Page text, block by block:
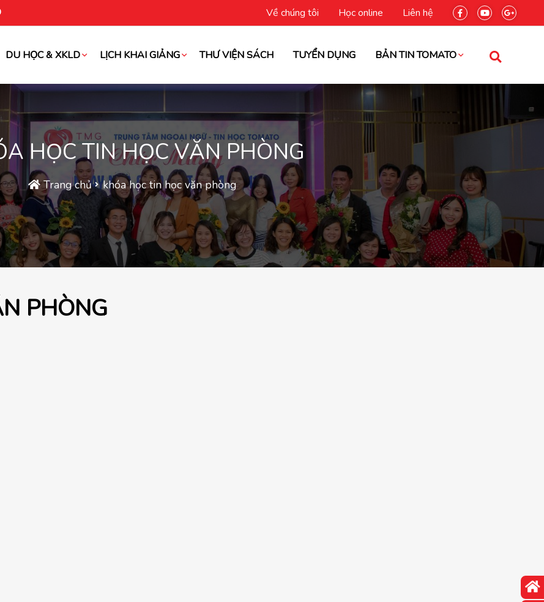
Về chúng tôi Học online Liên hệ
DU HỌC & XKLD LỊCH KHAI GIẢNG THƯ VIỆN SÁCH TUYỂN DỤNG BẢN TIN TOMATO
HỌC TIN HỌC VĂN PHÒNG
Trang chủ khóa học tin học văn phòng
PHÒNG